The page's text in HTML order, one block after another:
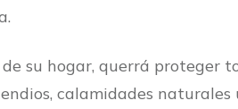
su hogar, querrá proteger
calamidades